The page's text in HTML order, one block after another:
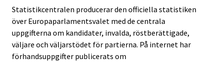
Statistikcentralen producerar den officiella statistiken
över Europaparlamentsvalet med de centrala
uppgifterna om kandidater, invalda, röstberättigade,
väljare och väljarstödet för partierna. På internet har
förhandsuppgifter publicerats om